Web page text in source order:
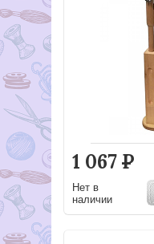
1 067Р
Нет в
наличии